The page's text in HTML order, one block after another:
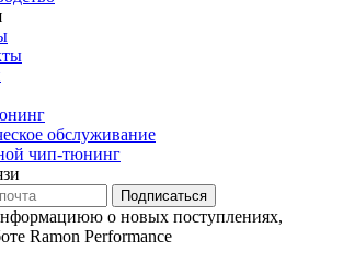
обслуживание
чип-тюнинг
Подписаться
о новых поступлениях,
Ramon Performance